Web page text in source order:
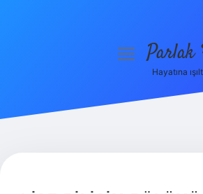
menüyüParlak
Hayatına